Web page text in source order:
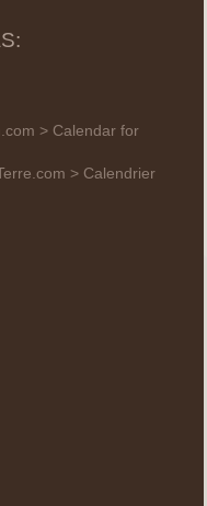
> Calendar for
> Calendrier